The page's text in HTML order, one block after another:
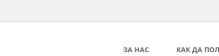
ЗА НАС КАК ДА